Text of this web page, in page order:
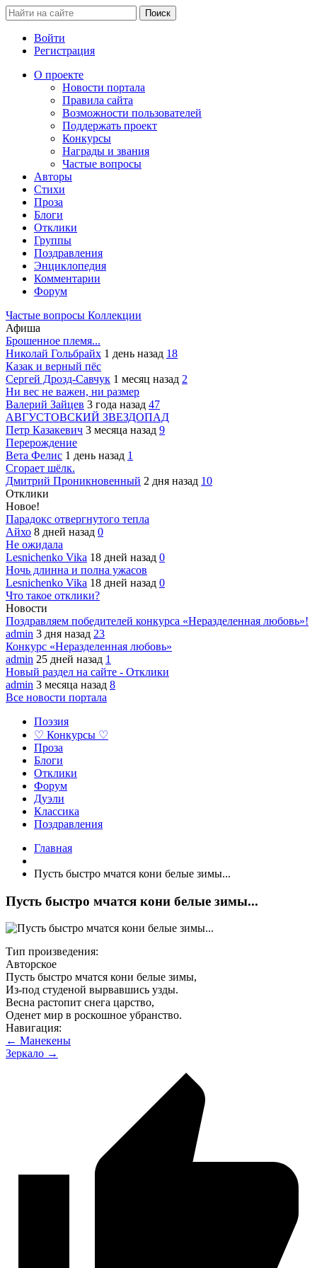
Войти
Регистрация
О проекте
Новости портала
Правила сайта
Возможности пользователей
Поддержать проект
Конкурсы
Награды и звания
Частые вопросы
Авторы
Стихи
Проза
Блоги
Отклики
Группы
Поздравления
Энциклопедия
Комментарии
Форум
Частые вопросы Коллекции
Афиша
Брошенное племя...
Николай Гольбрайх 1 день назад 18
Казак и верный пёс
Сергей Дрозд-Савчук 1 месяц назад 2
Ни вес не важен, ни размер
Валерий Зайцев 3 года назад 47
АВГУСТОВСКИЙ ЗВЕЗДОПАД
Петр Казакевич 3 месяца назад 9
Перерождение
Вета Фелис 1 день назад 1
Сгорает шёлк.
Дмитрий Проникновенный 2 дня назад 10
Отклики
Новое!
Парадокс отвергнутого тепла
Айхо 8 дней назад 0
Не ожидала
Lesnichenko Vika 18 дней назад 0
Ночь длинна и полна ужасов
Lesnichenko Vika 18 дней назад 0
Что такое отклики?
Новости
Поздравляем победителей конкурса «Неразделенная любовь»!
admin 3 дня назад 23
Конкурс «Неразделенная любовь»
admin 25 дней назад 1
Новый раздел на сайте - Отклики
admin 3 месяца назад 8
Все новости портала
Поэзия
♡ Конкурсы ♡
Проза
Блоги
Отклики
Форум
Дуэли
Классика
Поздравления
Главная
Пусть быстро мчатся кони белые зимы...
Пусть быстро мчатся кони белые зимы...
Тип произведения:
Авторское
Пусть быстро мчатся кони белые зимы,
Из-под студеной вырвавшись узды.
Весна растопит снега царство,
Оденет мир в роскошное убранство.
Навигация:
← Манекены
Зеркало →